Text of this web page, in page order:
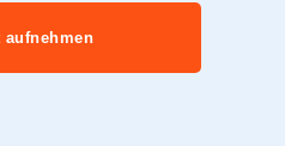
aufnehmen